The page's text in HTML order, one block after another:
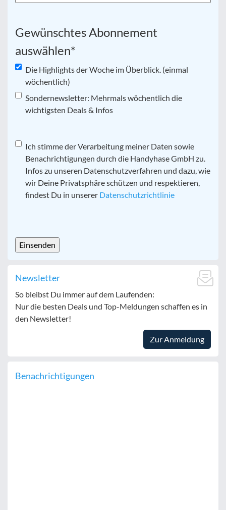
Gewünschtes Abonnement
auswählen*
Die Highlights der Woche im Überblick. (einmal
wöchentlich)
Sondernewsletter: Mehrmals wöchentlich die
wichtigsten Deals & Infos
Datenschutz*
Ich stimme der Verarbeitung meiner Daten sowie
Benachrichtigungen durch die Handyhase GmbH zu.
Infos zu unseren Datenschutzverfahren und dazu, wie
wir Deine Privatsphäre schützen und respektieren,
findest Du in unserer Datenschutzrichtlinie
Newsletter
So bleibst Du immer auf dem Laufenden:
Nur die besten Deals und Top-Meldungen schaffen es in
den Newsletter!
Zur Anmeldung
Benachrichtigungen